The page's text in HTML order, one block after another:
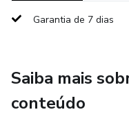
Até 2016, segundo
Já a produção teve um
Garantia de 7 dias
Saiba mais
conteúdo